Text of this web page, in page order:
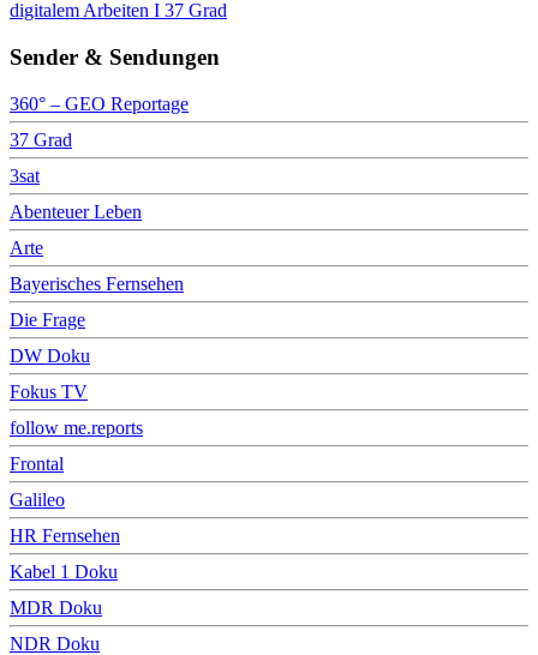
digitalem Arbeiten I 37 Grad
Sender & Sendungen
360° – GEO Reportage
37 Grad
3sat
Abenteuer Leben
Arte
Bayerisches Fernsehen
Die Frage
DW Doku
Fokus TV
follow me.reports
Frontal
Galileo
HR Fernsehen
Kabel 1 Doku
MDR Doku
NDR Doku